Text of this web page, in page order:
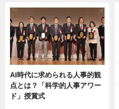
AI時代に求められる人事的観
点とは？「科学的人事アワー
ド」授賞式